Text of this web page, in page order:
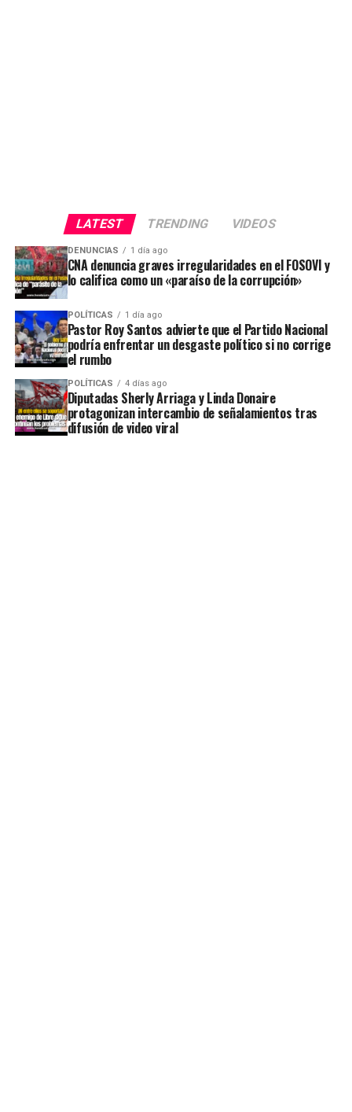
LATEST TRENDING VIDEOS
DENUNCIAS 1 día ago
CNA denuncia graves irregularidades en el FOSOVI y
lo califica como un «paraíso de la corrupción»
POLÍTICAS 1 día ago
Pastor Roy Santos advierte que el Partido Nacional
podría enfrentar un desgaste político si no corrige
el rumbo
POLÍTICAS 4 días ago
Diputadas Sherly Arriaga y Linda Donaire
protagonizan intercambio de señalamientos tras
difusión de video viral